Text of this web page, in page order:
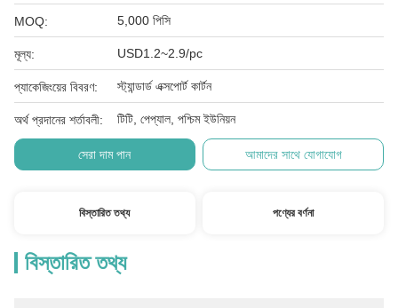
MOQ: 5,000 পিসি
মূল্য: USD1.2~2.9/pc
প্যাকেজিংয়ের বিবরণ: স্ট্যান্ডার্ড এক্সপোর্ট কার্টন
অর্থ প্রদানের শর্তাবলী: টিটি, পেপ্যাল, পশ্চিম ইউনিয়ন
সেরা দাম পান আমাদের সাথে যোগাযোগ
বিস্তারিত তথ্য পণ্যের বর্ণনা
বিস্তারিত তথ্য